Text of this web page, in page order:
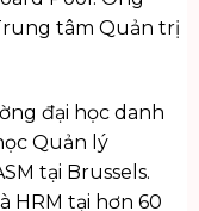
tâm Quản trị
đại học danh
Quản lý
tại Brussels.
HRM tại hơn 60